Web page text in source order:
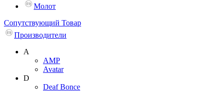
Молот
Сопутствующий Товар
Производители
A
AMP
Avatar
D
Deaf Bonce